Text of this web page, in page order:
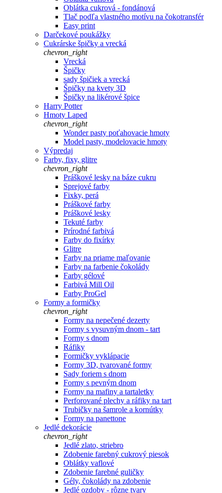
Oblátka cukrová - fondánová
Tlač podľa vlastného motívu na čokotransfér
Easy print
Darčekové poukážky
Cukrárske špičky a vrecká
chevron_right
Vrecká
Špičky
sady špičiek a vrecká
Špičky na kvety 3D
Špičky na likérové špice
Harry Potter
Hmoty Laped
chevron_right
Wonder pasty poťahovacie hmoty
Model pasty, modelovacie hmoty
Výpredaj
Farby, fixy, glitre
chevron_right
Práškové lesky na báze cukru
Sprejové farby
Fixky, perá
Práškové farby
Práškové lesky
Tekuté farby
Prírodné farbivá
Farby do fixírky
Glitre
Farby na priame maľovanie
Farby na farbenie čokolády
Farby gélové
Farbivá Mill Oil
Farby ProGel
Formy a formičky
chevron_right
Formy na nepečené dezerty
Formy s vysuvným dnom - tart
Formy s dnom
Ráfiky
Formičky vyklápacie
Formy 3D, tvarované formy
Sady foriem s dnom
Formy s pevným dnom
Formy na mafiny a tartaletky
Perforované plechy a ráfiky na tart
Trubičky na šamrole a kornútky
Formy na panettone
Jedlé dekorácie
chevron_right
Jedlé zlato, striebro
Zdobenie farebný cukrový piesok
Oblátky vaflové
Zdobenie farebné guličky
Gély, čokolády na zdobenie
Jedlé ozdoby - rôzne tvary